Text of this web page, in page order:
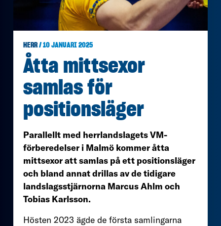
HERR/ 10 JANUARI 2025
Åtta mittsexor
samlas för
positionsläger
Parallellt med herrlandslagets VM-
förberedelser i Malmö kommer åtta
mittsexor att samlas på ett positionsläger
och bland annat drillas av de tidigare
landslagsstjärnorna Marcus Ahlm och
Tobias Karlsson.
Hösten 2023 ägde de första samlingarna